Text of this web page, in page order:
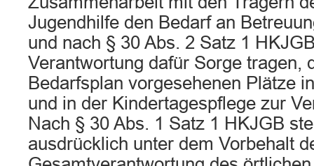
Jugendhilfe den Bedarf an
und nach § 30 Abs. 2 Satz 1
Verantwortung dafür Sorge tragen,
Bedarfsplan vorgesehenen Plätze
und in der Kindertagespflege zur
Nach § 30 Abs. 1 Satz 1 HKJGB
ausdrücklich unter dem Vorbehalt